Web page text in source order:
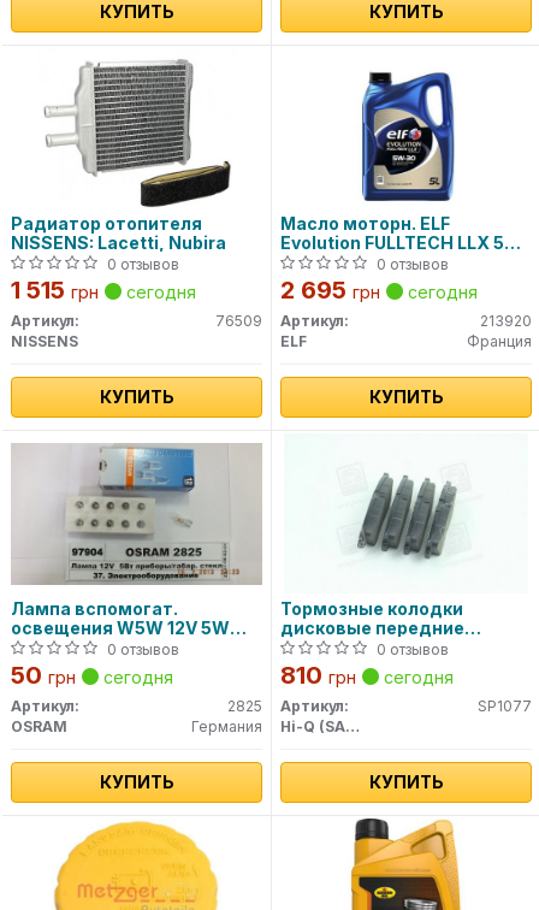
КУПИТЬ КУПИТЬ
Радиатор отопителя
NISSENS: Lacetti, Nubira
0 отзывов
1 515 грн сегодня
Артикул:
76509
NISSENS
КУПИТЬ
Масло моторн. ELF
Evolution FULLTECH LLX 5W-
30 (Канистра 5л)
0 отзывов
2 695 грн сегодня
Артикул:
213920
ELF
Франция
КУПИТЬ
Лампа вспомогат.
освещения W5W 12V 5W
W2.1x9.5d (пр-во OSRAM)
0 отзывов
50 грн сегодня
Артикул:
2825
OSRAM
Германия
КУПИТЬ
Тормозные колодки
дисковые передние
SP1077 SANGSIN BRAKE
0 отзывов
810 грн сегодня
Артикул:
SP1077
Hi-Q (SANGSIN)
КУПИТЬ